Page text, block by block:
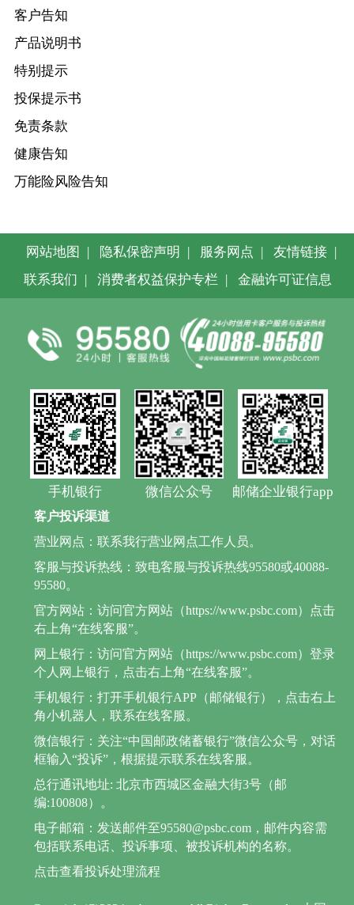
客户告知
产品说明书
特别提示
投保提示书
免责条款
健康告知
万能险风险告知
网站地图 | 隐私保密声明 | 服务网点 | 友情链接 |
联系我们 | 消费者权益保护专栏 | 金融许可证信息
手机银行 微信公众号 邮储企业银行app
客户投诉渠道
营业网点：联系我行营业网点工作人员。
客服与投诉热线：致电客服与投诉热线95580或40088-
95580。
官方网站：访问官方网站（https://www.psbc.com）点击
右上角“在线客服”。
网上银行：访问官方网站（https://www.psbc.com）登录
个人网上银行，点击右上角“在线客服”。
手机银行：打开手机银行APP（邮储银行），点击右上
角小机器人，联系在线客服。
微信银行：关注“中国邮政储蓄银行”微信公众号，对话
框输入“投诉”，根据提示联系在线客服。
总行通讯地址: 北京市西城区金融大街3号（邮
编:100808）。
电子邮箱：发送邮件至95580@psbc.com，邮件内容需
包括联系电话、投诉事项、被投诉机构的名称。
点击查看投诉处理流程